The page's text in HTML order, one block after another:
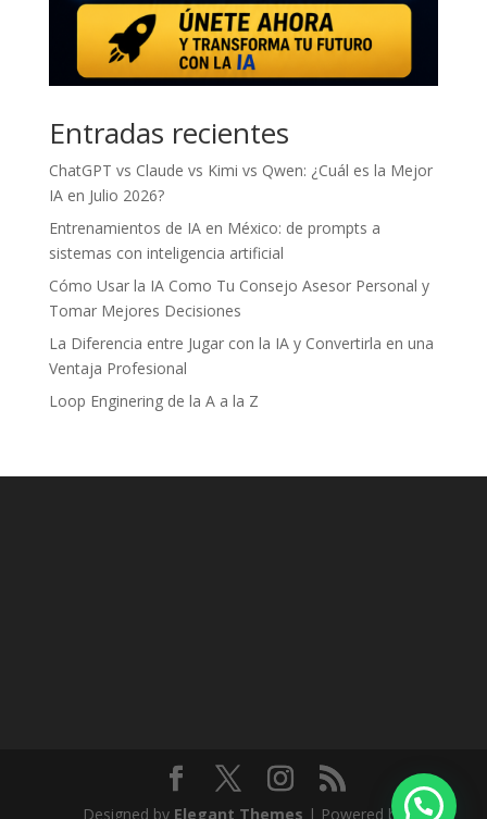
Entradas recientes
ChatGPT vs Claude vs Kimi vs Qwen: ¿Cuál es la Mejor
IA en Julio 2026?
Entrenamientos de IA en México: de prompts a
sistemas con inteligencia artificial
Cómo Usar la IA Como Tu Consejo Asesor Personal y
Tomar Mejores Decisiones
La Diferencia entre Jugar con la IA y Convertirla en una
Ventaja Profesional
Loop Enginering de la A a la Z
Designed by Elegant Themes | Powered by